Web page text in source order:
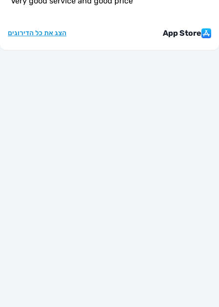
App הצג את כל הדירוגים